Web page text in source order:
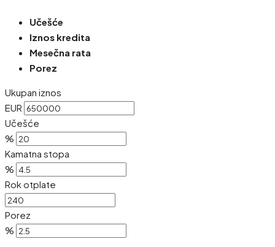
Učešće
Iznos kredita
Mesečna rata
Porez
Ukupan iznos
EUR
Učešće
%
Kamatna stopa
%
Rok otplate
Porez
%